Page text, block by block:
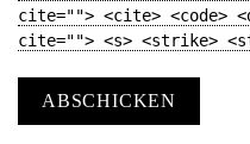
cite=""> <cite> <code>
cite=""> <s> <strike>
ABSCHICKEN